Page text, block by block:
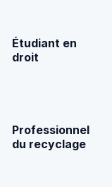
Étudiant en
droit
Professionnel
du recyclage